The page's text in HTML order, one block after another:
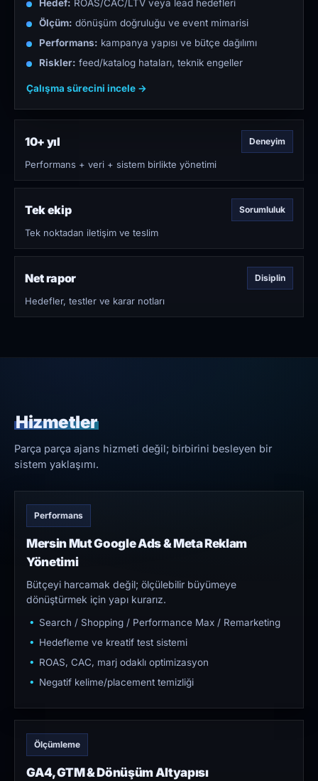
Hedef: ROAS/CAC/LTV veya lead hedefleri
Ölçüm: dönüşüm doğruluğu ve event mimarisi
Performans: kampanya yapısı ve bütçe dağılımı
Riskler: feed/katalog hataları, teknik engeller
Çalışma sürecini incele →
10+ yıl Deneyim
Performans + veri + sistem birlikte yönetimi
Tek ekip Sorumluluk
Tek noktadan iletişim ve teslim
Net rapor Disiplin
Hedefler, testler ve karar notları
Hizmetler
Parça parça ajans hizmeti değil; birbirini besleyen bir
sistem yaklaşımı.
Performans
Mersin Mut Google Ads & Meta Reklam
Yönetimi
Bütçeyi harcamak değil; ölçülebilir büyümeye
dönüştürmek için yapı kurarız.
Search / Shopping / Performance Max / Remarketing
Hedefleme ve kreatif test sistemi
ROAS, CAC, marj odaklı optimizasyon
Negatif kelime/placement temizliği
Ölçümleme
GA4, GTM & Dönüşüm Altyapısı